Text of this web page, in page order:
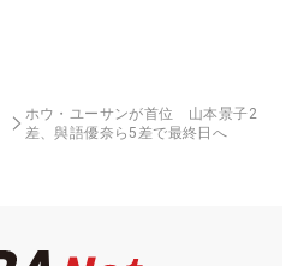
ホウ・ユーサンが首位 山本景子2
差、與語優奈ら5差で最終日へ